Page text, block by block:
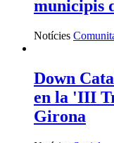
municipis
Notícies
Down
en la 'III
Girona